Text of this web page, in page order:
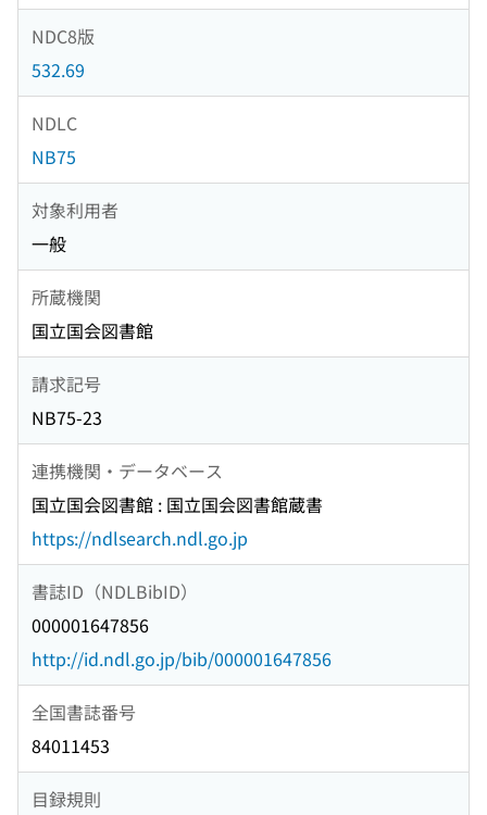
NDC8版
532.69
NDLC
NB75
対象利用者
一般
所蔵機関
国立国会図書館
請求記号
NB75-23
連携機関・データベース
国立国会図書館 : 国立国会図書館蔵書
https://ndlsearch.ndl.go.jp
書誌ID（NDLBibID）
000001647856
http://id.ndl.go.jp/bib/000001647856
全国書誌番号
84011453
目録規則